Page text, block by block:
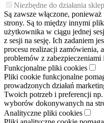
Niezbędne do działania
Są zawsze włączone,
strony. Są to między innymi
użytkownika w ciągu jednej
z sesji na sesję. Ich zadaniem
procesu realizacji zamówienia,
problemów z
Funkcjonalne pliki cookies
Pliki cookie funkcjonalne
prowadzonych działań
Twoich potrzeb i preferencji
wyborów dokonywanych na
Analityczne pliki cookies